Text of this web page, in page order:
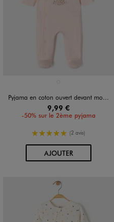
Pyjama en coton ouvert devant motif félin bébé fille
9,99 €
-50% sur le 2ème pyjama
5/5 de moyenne
(2 avis)
AJOUTERAU PANIER